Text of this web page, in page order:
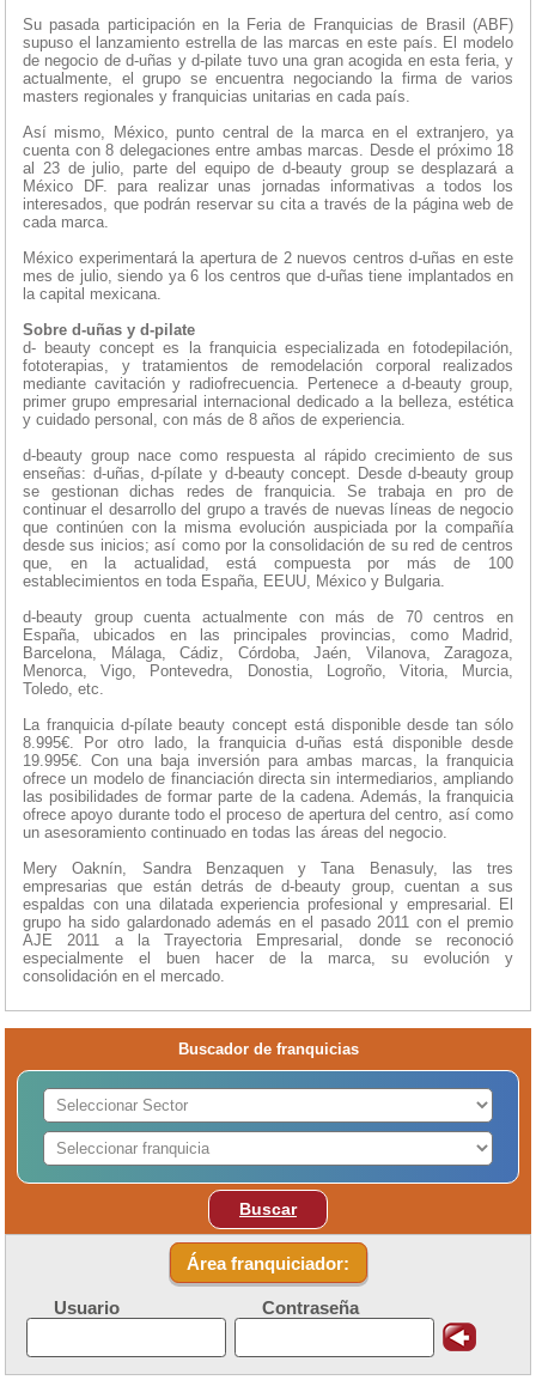
Su pasada participación en la Feria de Franquicias de Brasil (ABF)
supuso el lanzamiento estrella de las marcas en este país. El modelo
de negocio de d-uñas y d-pilate tuvo una gran acogida en esta feria, y
actualmente, el grupo se encuentra negociando la firma de varios
masters regionales y franquicias unitarias en cada país.
Así mismo, México, punto central de la marca en el extranjero, ya
cuenta con 8 delegaciones entre ambas marcas. Desde el próximo 18
al 23 de julio, parte del equipo de d-beauty group se desplazará a
México DF. para realizar unas jornadas informativas a todos los
interesados, que podrán reservar su cita a través de la página web de
cada marca.
México experimentará la apertura de 2 nuevos centros d-uñas en este
mes de julio, siendo ya 6 los centros que d-uñas tiene implantados en
la capital mexicana.
Sobre d-uñas y d-pilate
d- beauty concept es la franquicia especializada en fotodepilación,
fototerapias, y tratamientos de remodelación corporal realizados
mediante cavitación y radiofrecuencia. Pertenece a d-beauty group,
primer grupo empresarial internacional dedicado a la belleza, estética
y cuidado personal, con más de 8 años de experiencia.
d-beauty group nace como respuesta al rápido crecimiento de sus
enseñas: d-uñas, d-pílate y d-beauty concept. Desde d-beauty group
se gestionan dichas redes de franquicia. Se trabaja en pro de
continuar el desarrollo del grupo a través de nuevas líneas de negocio
que continúen con la misma evolución auspiciada por la compañía
desde sus inicios; así como por la consolidación de su red de centros
que, en la actualidad, está compuesta por más de 100
establecimientos en toda España, EEUU, México y Bulgaria.
d-beauty group cuenta actualmente con más de 70 centros en
España, ubicados en las principales provincias, como Madrid,
Barcelona, Málaga, Cádiz, Córdoba, Jaén, Vilanova, Zaragoza,
Menorca, Vigo, Pontevedra, Donostia, Logroño, Vitoria, Murcia,
Toledo, etc.
La franquicia d-pílate beauty concept está disponible desde tan sólo
8.995€. Por otro lado, la franquicia d-uñas está disponible desde
19.995€. Con una baja inversión para ambas marcas, la franquicia
ofrece un modelo de financiación directa sin intermediarios, ampliando
las posibilidades de formar parte de la cadena. Además, la franquicia
ofrece apoyo durante todo el proceso de apertura del centro, así como
un asesoramiento continuado en todas las áreas del negocio.
Mery Oaknín, Sandra Benzaquen y Tana Benasuly, las tres
empresarias que están detrás de d-beauty group, cuentan a sus
espaldas con una dilatada experiencia profesional y empresarial. El
grupo ha sido galardonado además en el pasado 2011 con el premio
AJE 2011 a la Trayectoria Empresarial, donde se reconoció
especialmente el buen hacer de la marca, su evolución y
consolidación en el mercado.
Buscador de franquicias
Buscar
Área franquiciador:
Usuario Contraseña